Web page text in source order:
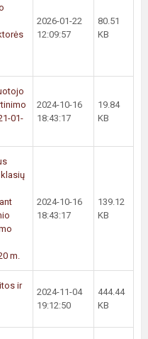
2026-01-22
12:09:57
80.51
KB
01-
2024-10-16
18:43:17
19.84
KB
m.
2024-10-16
18:43:17
139.12
KB
ir
2024-11-04
19:12:50
444.44
KB